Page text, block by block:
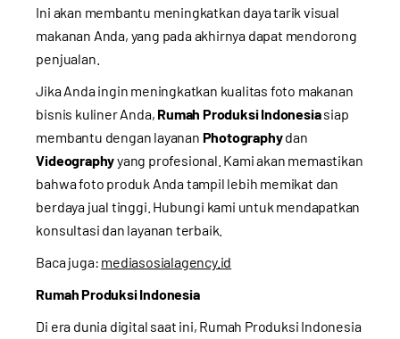
Ini akan membantu meningkatkan daya tarik visual
makanan Anda, yang pada akhirnya dapat mendorong
penjualan.
Jika Anda ingin meningkatkan kualitas foto makanan
bisnis kuliner Anda, Rumah Produksi Indonesiasiap
membantu dengan layanan Photographydan
Videographyyang profesional. Kami akan memastikan
bahwa foto produk Anda tampil lebih memikat dan
berdaya jual tinggi. Hubungi kami untuk mendapatkan
konsultasi dan layanan terbaik.
Baca juga: mediasosialagency.id
Rumah Produksi Indonesia
Di era dunia digital saat ini, Rumah Produksi Indonesia